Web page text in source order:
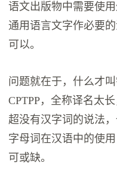
语文出版物中需要使
通用语言文字作必要
可以。
问题就在于，什么才
CPTPP，全称译名太
超没有汉字词的说法
字母词在汉语中的使
可或缺。